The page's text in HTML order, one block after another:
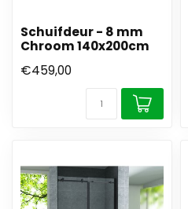
Schuifdeur - 8 mm
Chroom 140x200cm
€459,00